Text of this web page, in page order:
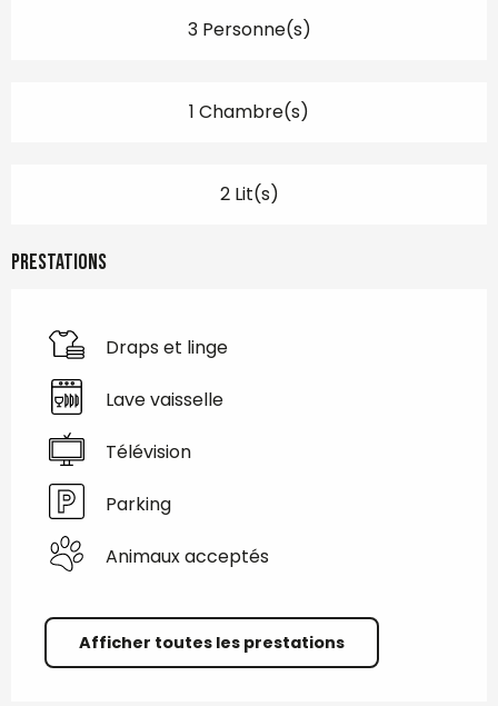
3 Personne(s)
1 Chambre(s)
2 Lit(s)
Prestations
Draps et linge
Lave vaisselle
Télévision
Parking
Animaux acceptés
Afficher toutes les prestations